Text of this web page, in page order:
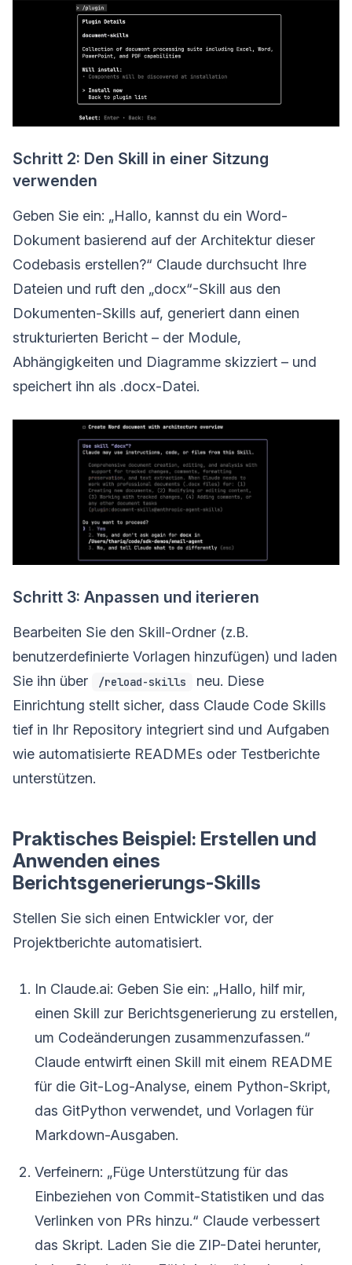
Schritt 2: Den Skill in einer Sitzung
verwenden
Geben Sie ein: „Hallo, kannst du ein Word-
Dokument basierend auf der Architektur dieser
Codebasis erstellen?“ Claude durchsucht Ihre
Dateien und ruft den „docx“-Skill aus den
Dokumenten-Skills auf, generiert dann einen
strukturierten Bericht – der Module,
Abhängigkeiten und Diagramme skizziert – und
speichert ihn als .docx-Datei.
Schritt 3: Anpassen und iterieren
Bearbeiten Sie den Skill-Ordner (z.B.
benutzerdefinierte Vorlagen hinzufügen) und laden
Sie ihn über
/reload-skills
neu. Diese
Einrichtung stellt sicher, dass Claude Code Skills
tief in Ihr Repository integriert sind und Aufgaben
wie automatisierte READMEs oder Testberichte
unterstützen.
Praktisches Beispiel: Erstellen und
Anwenden eines
Berichtsgenerierungs-Skills
Stellen Sie sich einen Entwickler vor, der
Projektberichte automatisiert.
In Claude.ai: Geben Sie ein: „Hallo, hilf mir,
einen Skill zur Berichtsgenerierung zu erstellen,
um Codeänderungen zusammenzufassen.“
Claude entwirft einen Skill mit einem README
für die Git-Log-Analyse, einem Python-Skript,
das GitPython verwendet, und Vorlagen für
Markdown-Ausgaben.
Verfeinern: „Füge Unterstützung für das
Einbeziehen von Commit-Statistiken und das
Verlinken von PRs hinzu.“ Claude verbessert
das Skript. Laden Sie die ZIP-Datei herunter,